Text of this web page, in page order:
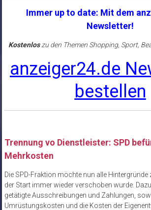
Immer up to date: Mit dem
Newsletter!
Kostenloszu den Themen Shopping, Sport,
anzeiger24.de
bestellen
Trennung vo Dienstleister: SPD
Mehrkosten
Die SPD-Fraktion möchte nun alle
der Start immer wieder verschoben wurde.
getätigte Ausschreibungen und Zahlungen,
Umrüstungskosten und die Kosten der